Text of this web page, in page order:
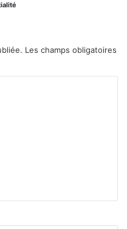
Les champs obligatoires